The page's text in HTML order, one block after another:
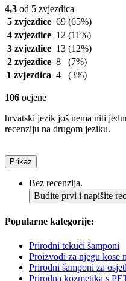
4,3 od 5 zvjezdica
5 zvjezdice 69 (65%)
4 zvjezdice 12 (11%)
3 zvjezdice 13 (12%)
2 zvjezdice 8
(7%)
1 zvjezdica 4 (3%)
106 ocjene
hrvatski jezik još nema niti
recenziju na drugom jeziku.
Prikaz
Bez recenzija.
Budite prvi i napišite
Popularne kategorije:
Prirodni tekući šamponi
Proizvodi za njegu kose
Prirodni šamponi za
Prirodna kozmetika s